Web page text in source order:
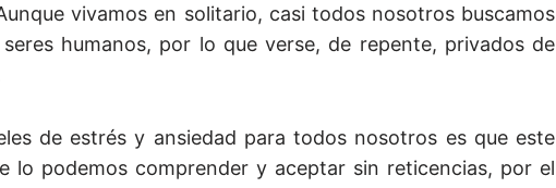
vivamos en solitario, casi todos nosotros buscamos
humanos, por lo que verse, de repente, privados de
de estrés y ansiedad para todos nosotros es que este
lo podemos comprender y aceptar sin reticencias, por el